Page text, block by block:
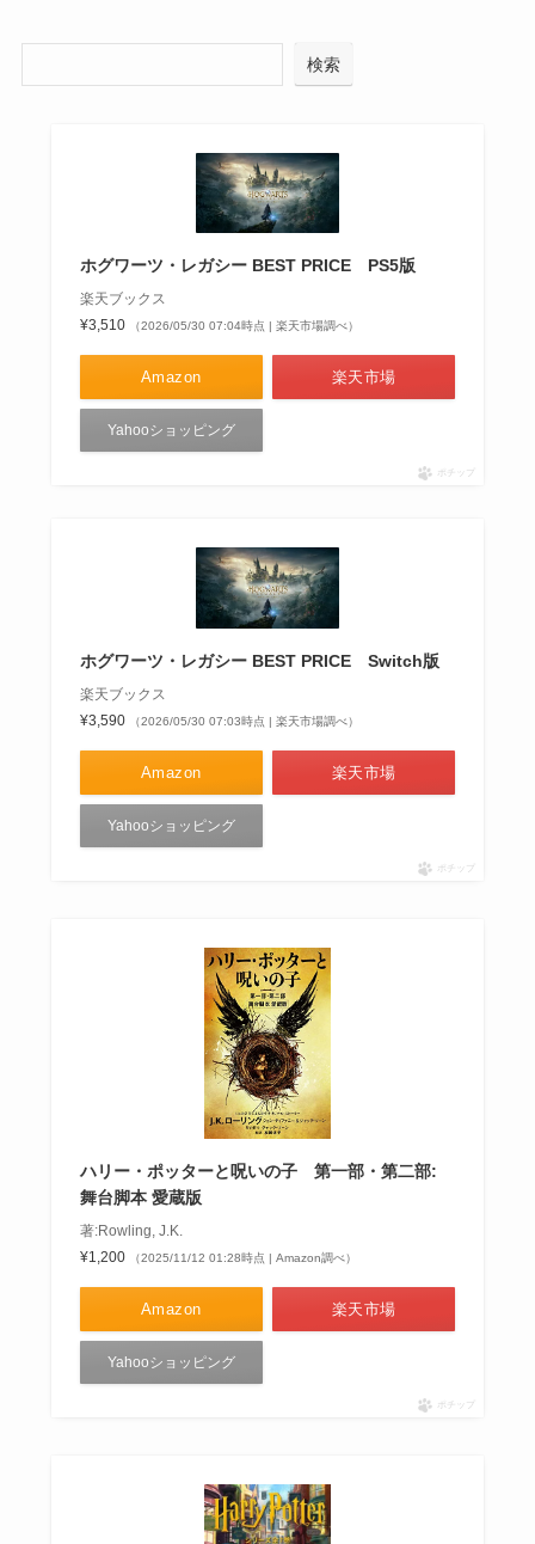
検索
ホグワーツ・レガシー BEST PRICE PS5版
楽天ブックス
¥3,510
（2026/05/30 07:04時点 | 楽天市場調べ）
Amazon 楽天市場
Yahooショッピング
ポチップ
ホグワーツ・レガシー BEST PRICE Switch版
楽天ブックス
¥3,590
（2026/05/30 07:03時点 | 楽天市場調べ）
Amazon 楽天市場
Yahooショッピング
ポチップ
ハリー・ポッターと呪いの子 第一部・第二部:
舞台脚本 愛蔵版
著:Rowling, J.K.
¥1,200
（2025/11/12 01:28時点 | Amazon調べ）
Amazon 楽天市場
Yahooショッピング
ポチップ